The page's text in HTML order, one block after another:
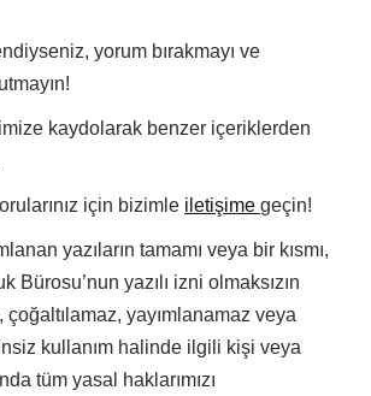
yorum bırakmayı ve
kaydolarak benzer içeriklerden
için bizimle iletişime geçin!
yazıların tamamı veya bir kısmı,
Bürosu’nun yazılı izni olmaksızın
yayımlanamaz veya
kullanım halinde ilgili kişi veya
tüm yasal haklarımızı